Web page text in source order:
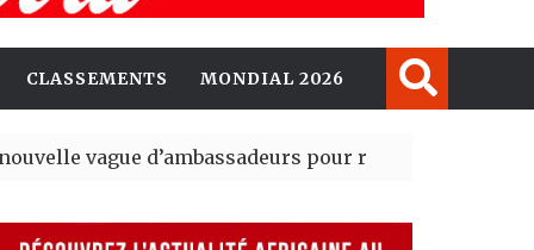
CLASSEMENTS MONDIAL 2026
vague d’ambassadeurs pour renforcer la présence